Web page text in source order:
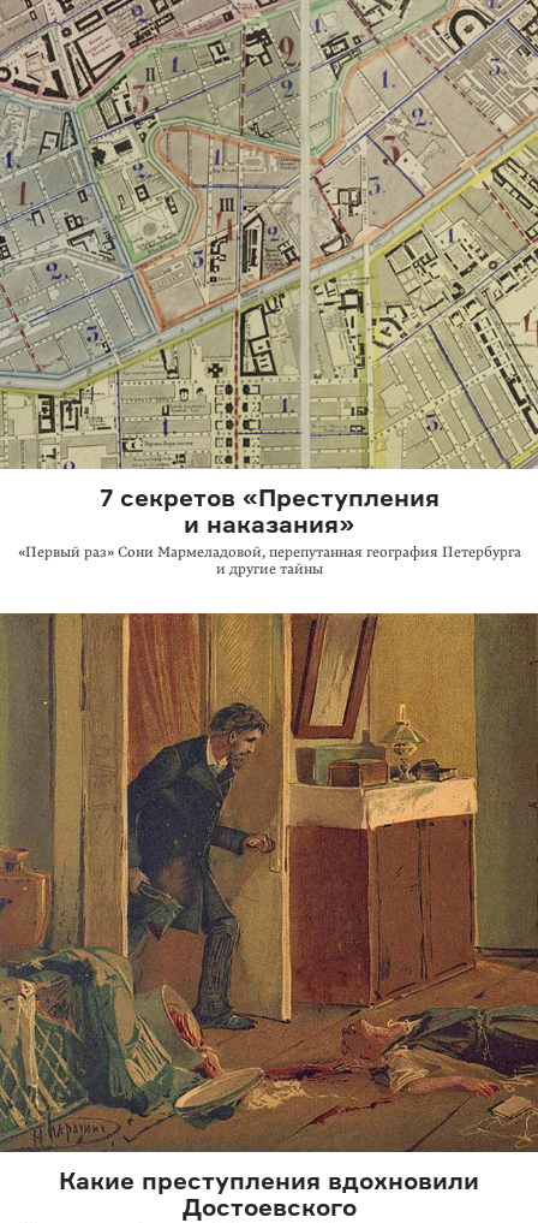
7 секретов «Преступления
и наказания»
«Первый раз» Сони Мармеладовой, перепутанная география Петербурга
и другие тайны
Какие преступления вдохновили
Достоевского